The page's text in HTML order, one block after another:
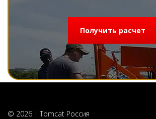
Получить расчет
© 2026 | Tomcat Россия